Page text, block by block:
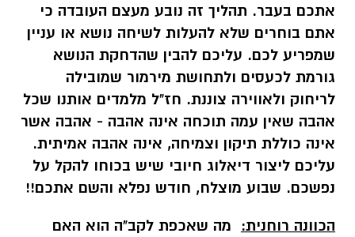
אתכם בעבר. תהליך זה נובע מעצם העובדה כי
אתם בוחרים שלא להעלות לשיחה נושא או עניין
שמפריע לכם. עליכם להבין שהדחקת הנושא
גורמת לכעסים ולתחושת מירמור שמובילה
לריחוק ולאווירה צוננת. חז"ל מלמדים אותנו שכל
אהבה שאין עמה תוכחה אינה אהבה - אהבה אשר
אינה כוללת תיקון וצמיחה, אינה אהבה אמיתית.
עליכם ליצור דיאלוג חיובי שיש בכוחו להקל על
נפשכם. שבוע מוצלח, חודש נפלא והשם אתכם!!
הכוונה רוחנית: מה שאכפת לקב"ה הוא האם